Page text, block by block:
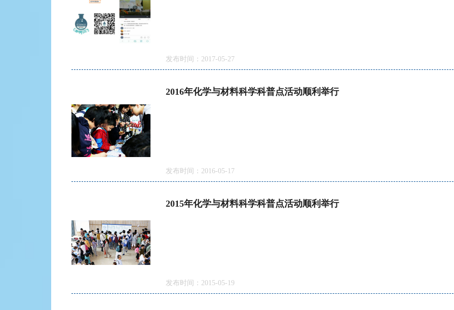
发布时间：2017-05-27
2016年化学与材料科学科普点活动顺利举行
发布时间：2016-05-17
2015年化学与材料科学科普点活动顺利举行
发布时间：2015-05-19